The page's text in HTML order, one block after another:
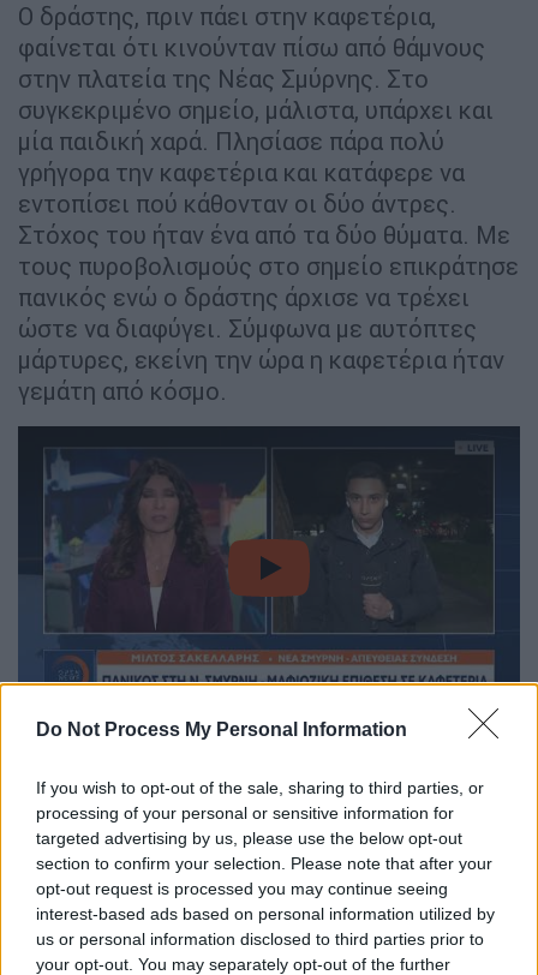
Do Not Process My Personal Information
If you wish to opt-out of the sale, sharing to third parties, or
processing of your personal or sensitive information for
targeted advertising by us, please use the below opt-out
section to confirm your selection. Please note that after your
opt-out request is processed you may continue seeing
interest-based ads based on personal information utilized by
us or personal information disclosed to third parties prior to
your opt-out. You may separately opt-out of the further
Ο δράστης, πριν πάει στην καφετέρια,
φαίνεται ότι κινούνταν πίσω από θάμνους
στην πλατεία της Νέας Σμύρνης. Στο
συγκεκριμένο σημείο, μάλιστα, υπάρχει και
μία παιδική χαρά. Πλησίασε πάρα πολύ
γρήγορα την καφετέρια και κατάφερε να
εντοπίσει πού κάθονταν οι δύο άντρες.
Στόχος του ήταν ένα από τα δύο θύματα. Με
τους πυροβολισμούς στο σημείο επικράτησε
πανικός ενώ ο δράστης άρχισε να τρέχει
ώστε να διαφύγει. Σύμφωνα με αυτόπτες
μάρτυρες, εκείνη την ώρα η καφετέρια ήταν
γεμάτη από κόσμο.
video
Νέο βίντεο από τη διπλή δολοφονία
Τις δραματικές στιγμές μετά τοαιματηρό
περιστατικόσε καφετέρια στηΝέα Σμύρνη
που είχε ως αποτέλεσμα τοθάνατο 2
ατόμωναπό σφαίρες και τοντραυματισμό
ακόμη ενός απόπυροβολισμούς, καταγράφει
νέο βίντεο – ντοκουμέντο.